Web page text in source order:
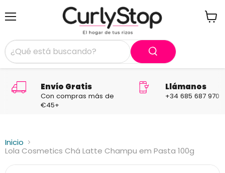
Envío Gratis
Con compras más de
€45+
Llámanos
+34 685 687 970
Inicio
Lola Cosmetics Chá Latte Champu em Pasta 100g